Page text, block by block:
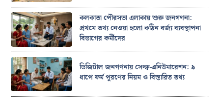
কলকাতা পৌরসভা এলাকায় শুরু জনগণনা:
প্রথমে তথ্য নেওয়া হলো কঠিন বর্জ্য ব্যবস্থাপনা
বিভাগের কর্মীদের
ডিজিটাল জনগণনায় সেল্ফ-এনিউমারেশন: ৯
ধাপে ফর্ম পূরণের নিয়ম ও বিস্তারিত তথ্য